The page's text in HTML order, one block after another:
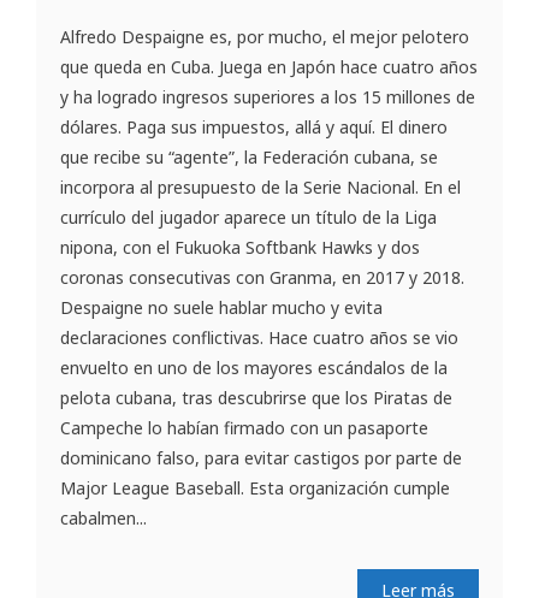
Alfredo Despaigne es, por mucho, el mejor pelotero
que queda en Cuba. Juega en Japón hace cuatro años
y ha logrado ingresos superiores a los 15 millones de
dólares. Paga sus impuestos, allá y aquí. El dinero
que recibe su “agente”, la Federación cubana, se
incorpora al presupuesto de la Serie Nacional. En el
currículo del jugador aparece un título de la Liga
nipona, con el Fukuoka Softbank Hawks y dos
coronas consecutivas con Granma, en 2017 y 2018.
Despaigne no suele hablar mucho y evita
declaraciones conflictivas. Hace cuatro años se vio
envuelto en uno de los mayores escándalos de la
pelota cubana, tras descubrirse que los Piratas de
Campeche lo habían firmado con un pasaporte
dominicano falso, para evitar castigos por parte de
Major League Baseball. Esta organización cumple
cabalmen...
Leer más